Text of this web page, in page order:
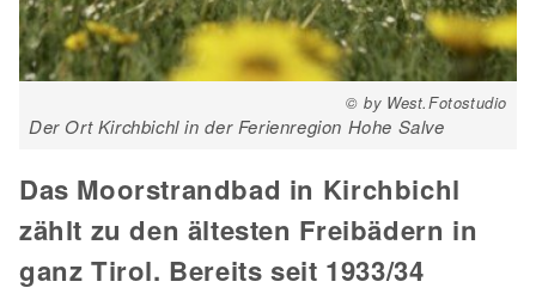
© by West.Fotostudio
Der Ort Kirchbichl in der Ferienregion Hohe Salve
Das Moorstrandbad in Kirchbichl
zählt zu den ältesten Freibädern in
ganz Tirol. Bereits seit 1933/34